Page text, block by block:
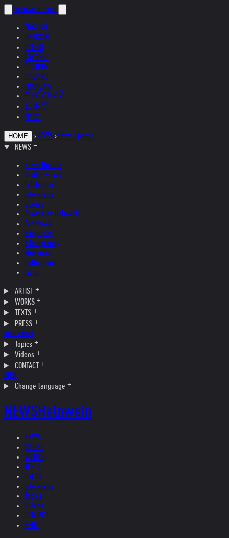
helnwein .com
ENGLISH
DEUTSCH
POLSKI
ESPAÑOL
ČEŠTINA
ITALIANO
FRANÇAIS
РУССКИЙ
日本語
中文
HOME ›NEWS ›News Update
NEWS
News Update
Studio + Live
Exhibitions
Interviews
Quotes
Quotes by Helnwein
Feedback
Biography
Bibliography
Museums
Collections
Films
ARTIST
WORKS
TEXTS
PRESS
Interviews
Topics
Videos
CONTACT
SHOP
Change language
NEWSHelnwein
NEWS
ARTIST
WORKS
TEXTS
PRESS
Interviews
Topics
Videos
CONTACT
SHOP